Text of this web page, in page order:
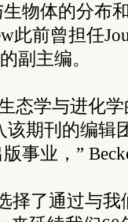
物体的分布
此前曾担任
副主编。
态学与进化
期刊的编辑
事业，”
择了通过与